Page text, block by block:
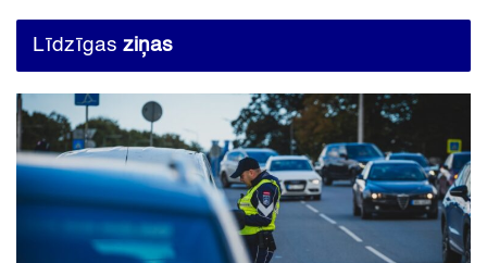
Līdzīgas ziņas